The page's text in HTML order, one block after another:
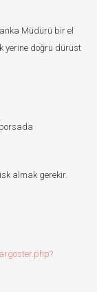
Müdürü bir el
yerine doğru dürüst
almak gerekir.